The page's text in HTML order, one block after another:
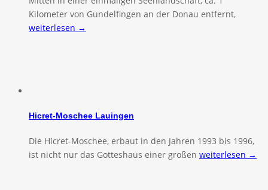
Kilometer von Gundelfingen an der Donau entfernt,
weiterlesen →
Hicret-Moschee Lauingen
Die Hicret-Moschee, erbaut in den Jahren 1993 bis 1996,
ist nicht nur das Gotteshaus einer großen weiterlesen →